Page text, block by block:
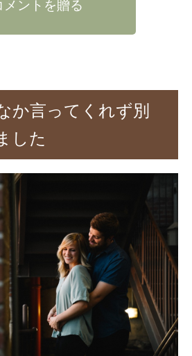
メントを贈る
か言ってくれず別
した